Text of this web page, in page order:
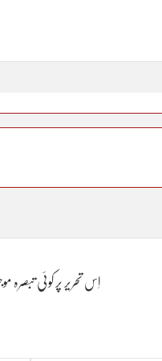
اِس تحریر پر کوئی تبصرہ